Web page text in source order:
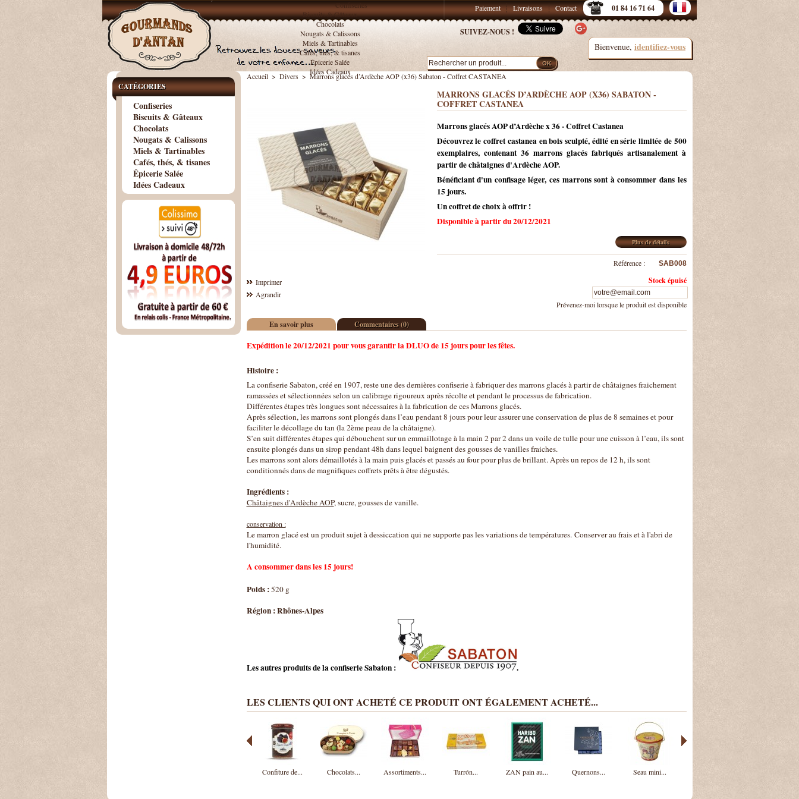
Paiement Livraisons Contact 01 84 16 71 64
SUIVEZ-NOUS !
Bienvenue, identifiez-vous
Confiseries
Biscuits & Gâteaux
Chocolats
Nougats & Calissons
Miels & Tartinables
Cafés, thés, & tisanes
Épicerie Salée
Idées Cadeaux
CATÉGORIES
Confiseries
Biscuits & Gâteaux
Chocolats
Nougats & Calissons
Miels & Tartinables
Cafés, thés, & tisanes
Épicerie Salée
Idées Cadeaux
Accueil > Divers > Marrons glacés d’Ardèche AOP (x36) Sabaton - Coffret CASTANEA
Imprimer
Agrandir
MARRONS GLACÉS D’ARDÈCHE AOP (X36) SABATON -
COFFRET CASTANEA
Marrons glacés AOP d’Ardèche x 36 - Coffret Castanea
Découvrez le coffret castanea en bois sculpté, édité en série limitée de 500
exemplaires, contenant 36 marrons glacés fabriqués artisanalement à
partir de châtaignes d'Ardèche AOP.
Bénéficiant d'un confisage léger, ces marrons sont à consommer dans les
15 jours.
Un coffret de choix à offrir !
Disponible à partir du 20/12/2021
Plus de détails
Référence : SAB008
Stock épuisé
Prévenez-moi lorsque le produit est disponible
En savoir plus Commentaires (0)
Expédition le 20/12/2021 pour vous garantir la DLUO de 15 jours pour les fêtes.
Histoire :
La confiserie Sabaton, créé en 1907, reste une des dernières confiserie à fabriquer des marrons glacés à partir de châtaignes fraichement
ramassées et sélectionnées selon un calibrage rigoureux après récolte et pendant le processus de fabrication.
Différentes étapes très longues sont nécessaires à la fabrication de ces Marrons glacés.
Après sélection, les marrons sont plongés dans l’eau pendant 8 jours pour leur assurer une conservation de plus de 8 semaines et pour
faciliter le décollage du tan (la 2ème peau de la châtaigne).
S’en suit différentes étapes qui débouchent sur un emmaillotage à la main 2 par 2 dans un voile de tulle pour une cuisson à l’eau, ils sont
ensuite plongés dans un sirop pendant 48h dans lequel baignent des gousses de vanilles fraiches.
Les marrons sont alors démaillotés à la main puis glacés et passés au four pour plus de brillant. Après un repos de 12 h, ils sont
conditionnés dans de magnifiques coffrets prêts à être dégustés.
Ingrédients :
Châtaignes d'Ardèche AOP, sucre, gousses de vanille.
conservation :
Le marron glacé est un produit sujet à dessiccation qui ne supporte pas les variations de températures. Conserver au frais et à l'abri de
l'humidité.
A consommer dans les 15 jours!
Poids :520 g
Région : Rhônes-Alpes
Les autres produits de la confiserie Sabaton : .
LES CLIENTS QUI ONT ACHETÉ CE PRODUIT ONT ÉGALEMENT ACHETÉ...
Confiture de... Chocolats... Assortiments... Turrón... ZAN pain au... Quernons... Seau mini...